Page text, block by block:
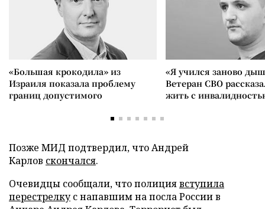
«Большая крокодила» из
Израиля показала проблему
границ допустимого
«Я учился заново
Ветеран СВО
жить с
Позже МИД подтвердил, что Андрей
Карлов скончался.
Очевидцы сообщали, что полициявступила
перестрелкус напавшим на посла России в